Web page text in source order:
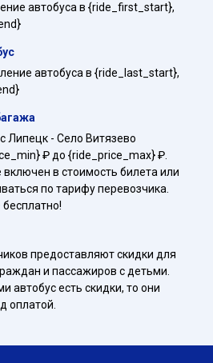
автобуса в {ride_first_start},
автобуса в {ride_last_start},
Липецк - Село Витязево
₽ до {ride_price_max} ₽.
в стоимость билета или
по тарифу перевозчика.
предоставляют скидки для
и пассажиров с детьми.
автобус есть скидки, то они
оплатой.